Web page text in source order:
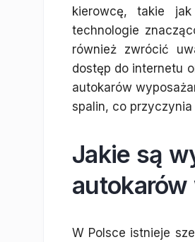
kierowcę, takie
technologie
również zwrócić
dostęp do internetu
autokarów
spalin, co
Jakie są
autokarów
W Polsce istnieje